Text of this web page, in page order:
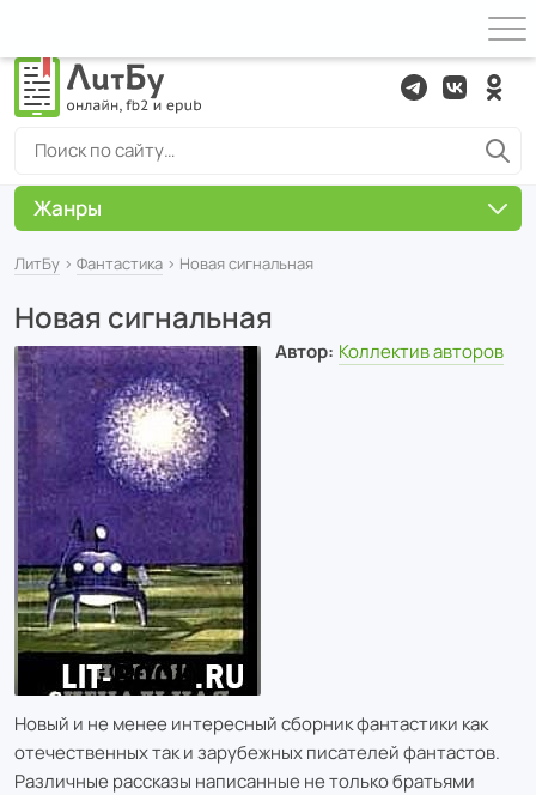
ЛитБу › Фантастика › Новая сигнальная
Новая сигнальная
Автор: Коллектив авторов
Новый и не менее интересный сборник фантастики как
отечественных так и зарубежных писателей фантастов.
Различные рассказы написанные не только братьями
Жанры